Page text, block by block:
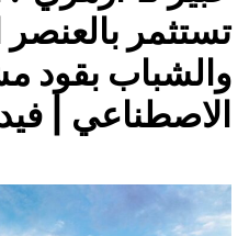
تستثمر
والشباب بقود
الاصطناعي |